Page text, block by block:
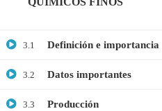
3.1 Definición e importancia
3.2 Datos importantes
3.3 Producción